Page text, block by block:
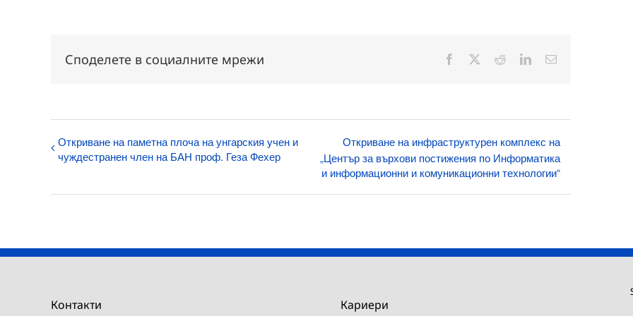
Споделете в социалните мрежи Facebook RedditLinkedInЕлектронна
Откриване на паметна плоча на унгарския учен и
чуждестранен член на БАН проф. Геза Фехер
Откриване на инфраструктурен комплекс на
„Център за върхови постижения по Информатика
и информационни и комуникационни технологии“
Контакти Кариери